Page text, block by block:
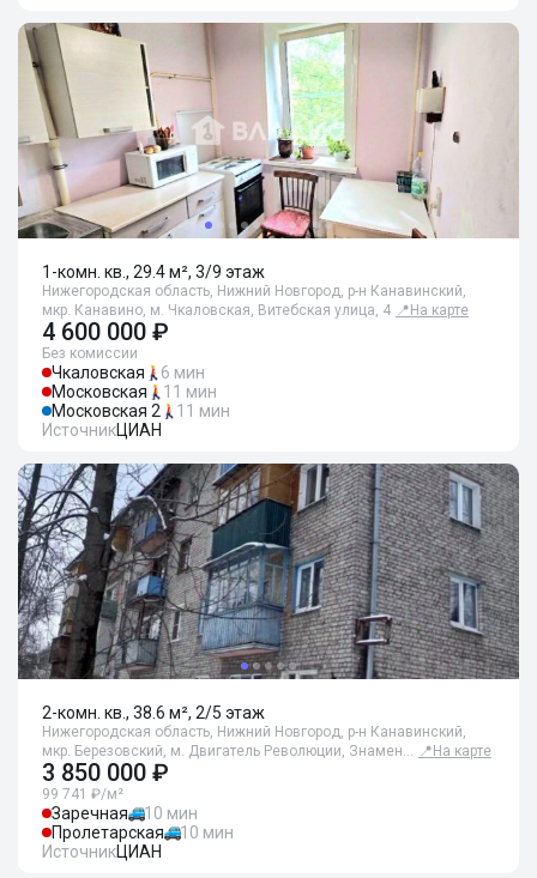
1-комн. кв., 29.4 м², 3/9 этаж
Нижегородская область, Нижний Новгород, р-н Канавинский,
мкр. Канавино, м. Чкаловская, Витебская улица, 4 📍 На карте
4 600 000 ₽
Без комиссии
Чкаловская
6 мин
Московская
11 мин
Московская 2
11 мин
ИсточникЦИАН
2-комн. кв., 38.6 м², 2/5 этаж
Нижегородская область, Нижний Новгород, р-н Канавинский,
мкр. Березовский, м. Двигатель Революции, Знамен… 📍 На карте
3 850 000 ₽
99 741 ₽/м²
Заречная
10 мин
Пролетарская
10 мин
ИсточникЦИАН